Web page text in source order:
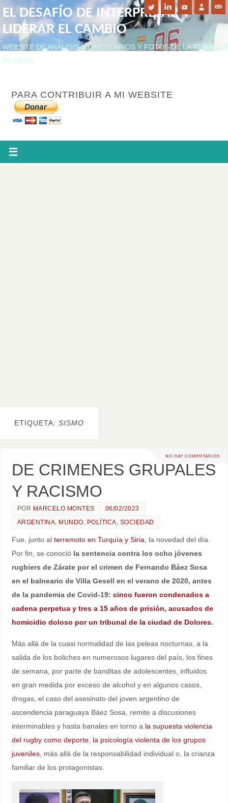
EL DESAFÍO DE INTERPRETAR Y
LIDERAR EL CAMBIO
WEBSITE DE ANÁLISIS, COMENTARIOS Y FOTOS DE LA REALIDAD
MUNDIAL
PARA CONTRIBUIR A MI WEBSITE
ETIQUETA: SISMO
NO HAY COMENTARIOS
DE CRIMENES GRUPALES
Y RACISMO
POR MARCELO MONTES
06/02/2023
ARGENTINA, MUNDO, POLÍTICA, SOCIEDAD
Fue, junto alterremoto en Turquía y Siria, la novedad del día.
Por fin, se conocióla sentencia contra los ocho jóvenes
rugbiers de Zárate por el crimen de Fernando Báez Sosa
en el balneario de Villa Gesell en el verano de 2020, antes
de la pandemia de Covid-19: cinco fueron condenados a
cadena perpetua y tres a 15 años de prisión, acusados de
homicidio doloso por un tribunal de la ciudad de Dolores.
Más allá de la cuasi normalidad de las peleas nocturnas, a la
salida de los boliches en numerosos lugares del país, los fines
de semana, por parte de banditas de adolescentes, influidos
en gran medida por exceso de alcohol y en algunos casos,
drogas, el caso del asesinato del joven argentino de
ascendencia paraguaya Báez Sosa, remite a discusiones
interminables y hasta banales en torno a la supuesta violencia
del rugby como deporte, la psicología violenta de los grupos
juveniles, más allá de la responsabilidad individual o, la crianza
familiar de los protagonistas.